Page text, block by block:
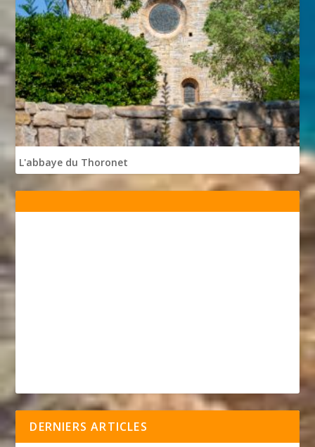
L'abbaye du Thoronet
DERNIERS ARTICLES